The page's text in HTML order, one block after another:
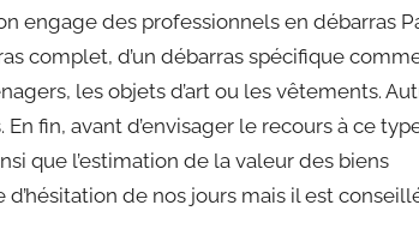
engage des professionnels en débarras
complet, d’un débarras spécifique
les objets d’art ou les vêtements.
fin, avant d’envisager le recours à ce
que l’estimation de la valeur des biens
de nos jours mais il est